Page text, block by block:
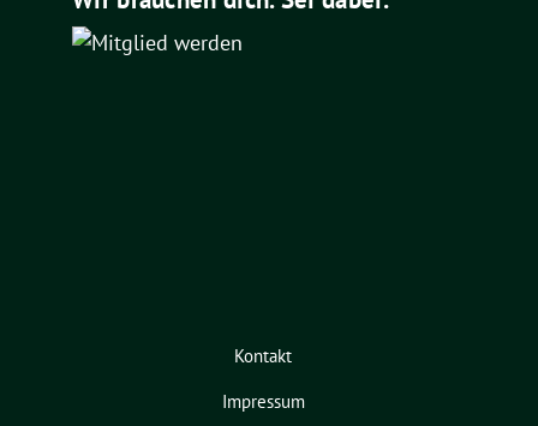
Kontakt
Impressum